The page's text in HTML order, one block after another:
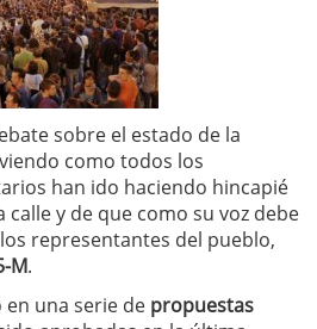
sobre el estado de la
como todos los
han ido haciendo hincapié
y de que como su voz debe
representantes del pueblo,
M.
una serie de propuestas